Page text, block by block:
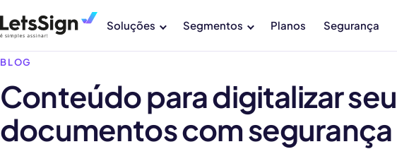
Soluções Segmentos Planos Segurança
BLOG
Conteúdo para digitalizar
documentos com segurança